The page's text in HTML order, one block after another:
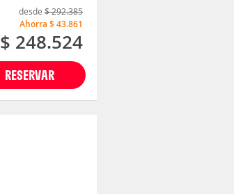
RESERVAR
desde $ 292.385
Ahorra$ 43.861
$ 248.524